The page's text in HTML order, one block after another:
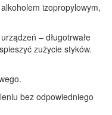
izopropylowym,
– długotrwałe
zużycie styków.
bez odpowiedniego